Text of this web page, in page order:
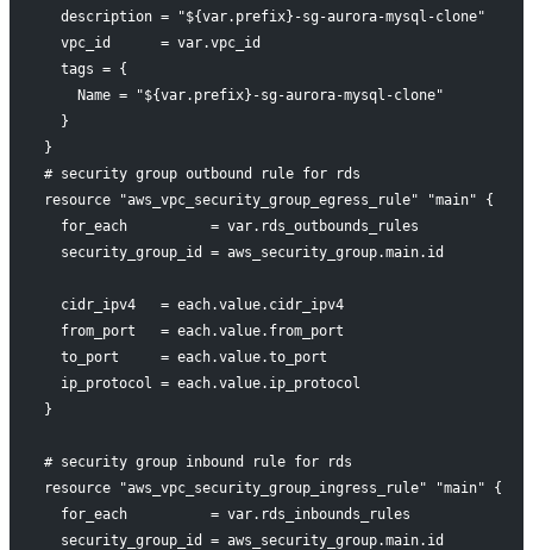
  description = "${var.prefix}-sg-aurora-mysql-clone"
  vpc_id      = var.vpc_id
  tags = {
    Name = "${var.prefix}-sg-aurora-mysql-clone"
  }
}
# security group outbound rule for rds
resource "aws_vpc_security_group_egress_rule" "main" {
  for_each          = var.rds_outbounds_rules
  security_group_id = aws_security_group.main.id
  cidr_ipv4   = each.value.cidr_ipv4
  from_port   = each.value.from_port
  to_port     = each.value.to_port
  ip_protocol = each.value.ip_protocol
}
# security group inbound rule for rds
resource "aws_vpc_security_group_ingress_rule" "main" {
  for_each          = var.rds_inbounds_rules
  security_group_id = aws_security_group.main.id